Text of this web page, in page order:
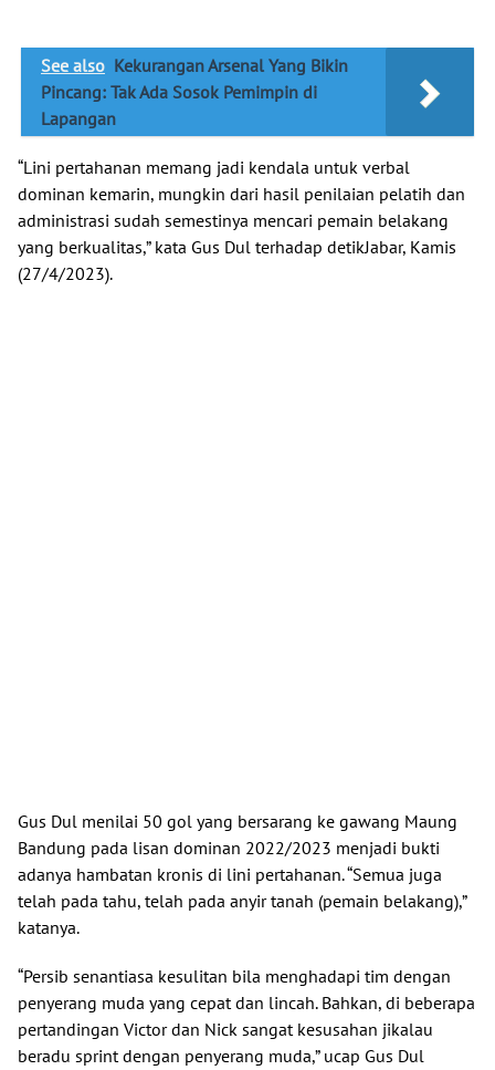
See also Kekurangan Arsenal Yang Bikin
Pincang: Tak Ada Sosok Pemimpin di
Lapangan
“Lini pertahanan memang jadi kendala untuk verbal
dominan kemarin, mungkin dari hasil penilaian pelatih dan
administrasi sudah semestinya mencari pemain belakang
yang berkualitas,” kata Gus Dul terhadap detikJabar, Kamis
(27/4/2023).
Gus Dul menilai 50 gol yang bersarang ke gawang Maung
Bandung pada lisan dominan 2022/2023 menjadi bukti
adanya hambatan kronis di lini pertahanan. “Semua juga
telah pada tahu, telah pada anyir tanah (pemain belakang),”
katanya.
“Persib senantiasa kesulitan bila menghadapi tim dengan
penyerang muda yang cepat dan lincah. Bahkan, di beberapa
pertandingan Victor dan Nick sangat kesusahan jikalau
beradu sprint dengan penyerang muda,” ucap Gus Dul